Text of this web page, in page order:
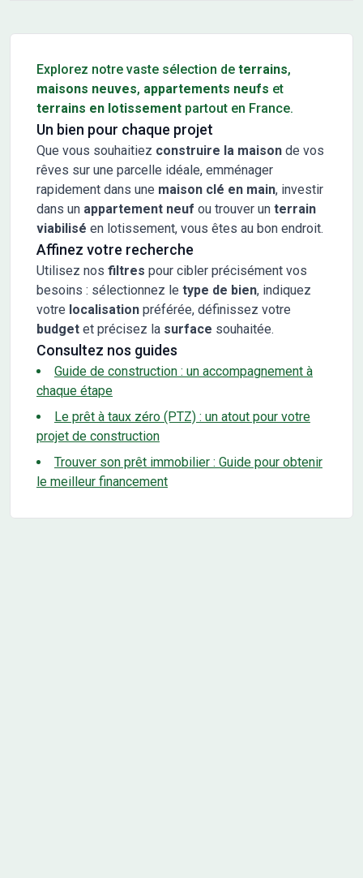
Explorez notre vaste sélection de terrains,
maisons neuves, appartements neufs et
terrains en lotissement partout en France.
Un bien pour chaque projet
Que vous souhaitiez construire la maison de vos
rêves sur une parcelle idéale, emménager
rapidement dans une maison clé en main, investir
dans un appartement neuf ou trouver un terrain
viabilisé en lotissement, vous êtes au bon endroit.
Affinez votre recherche
Utilisez nos filtres pour cibler précisément vos
besoins : sélectionnez le type de bien, indiquez
votre localisation préférée, définissez votre
budget et précisez la surface souhaitée.
Consultez nos guides
Guide de construction : un accompagnement à
chaque étape
Le prêt à taux zéro (PTZ) : un atout pour votre
projet de construction
Trouver son prêt immobilier : Guide pour obtenir
le meilleur financement